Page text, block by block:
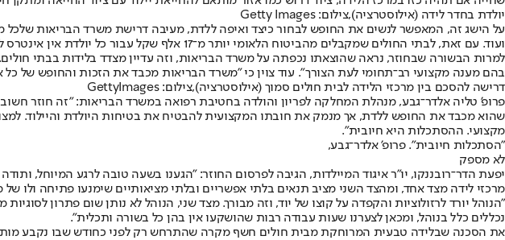
יולדת בחדר לידה (אילוסטרציה),צילום: Getty Images
על הישג זה, המאפשר לנשים את החופש לבחור כיצד ואיפה ללדת, מעיבה דרישת משרד הבריאות שלכל
ועוד. עם זאת, לבתי החולים שמקבלים מהביטוח הלאומי יותר מ־17 אלף שקל עבור כל יולדת אין אינטרס לחתום על הסכם כזה, ובלי הסכם חתום - מרכז לידה טבעית לא יכול לקבל אישור פעולה.
למרות הבשורה שבחוזר, נראה שהוצאתו נכפתה על משרד הבריאות, וזה עדיין מצדד בלידות בבתי
בהם מענה מקצועי רב־תחומי לעת הצורך". עוד צוין כי "משרד הבריאות מכבד את הזכות והחופש של
דרישה להסכם בין מרכזי הלידה לבית חולים סמוך (אילוסטרציה),צילום: GettyImages
פרופ' טליה אלדר־גבע, מנהלת המחלקה לפריון והולדה בחטיבת רפואה במשרד הבריאות: "זה חוזר
שהוא מכבד את החופש ללדת, אך מנמק את חובתו המקצועית להבטיח את בטיחות היולדת והיילוד.
מקצועי. ההסתכלות היא חיובית".
"הסתכלות חיובית". פרופ' אלדר־גבע,
לא מספק
יפעת הדר־רובננקו, יו"ר איגוד המיילדות, הגיבה לפרסום החוזר: "הגענו בשעה טובה לרגע המיוחל,
מרכזי לידה מצד אחד, ומהצד השני מציב תנאים בלתי אפשריים ובלתי מציאותיים שימנעו פתיחה ולו של
"הנוהל יורד לרזולוציות והקפדה על קוצו של יוד, וזה מבורך. מצד שני, הנוהל לא נותן שום פתרון
נכללים כלל בנוהל, ומכאן לצערנו שעות עבודה רבות שהושקעו אין בהן כל בשורה ותכלית".
את הסכנה שבלידה טבעית המרוחקת מבית חולים חשף מקרה שהתרחש רק לפני כחודש שבו נקבע מותו